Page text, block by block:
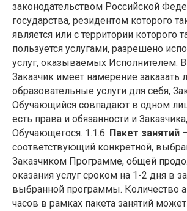
законодательством Российской
государства, резидентом которого
является или с территории которого
пользуется услугами, разрешено
услуг, оказываемых Исполнителем. В
Заказчик имеет намерение заказать
образовательные услуги для себя,
Обучающийся совпадают в одном
есть права и обязанности и
Обучающегося. 1.1.6. Пакет занятий
соответствующий конкретной,
Заказчиком Программе, общей
оказания услуг сроком на 1-2 дня в
выбранной программы. Количество
часов в рамках пакета занятий